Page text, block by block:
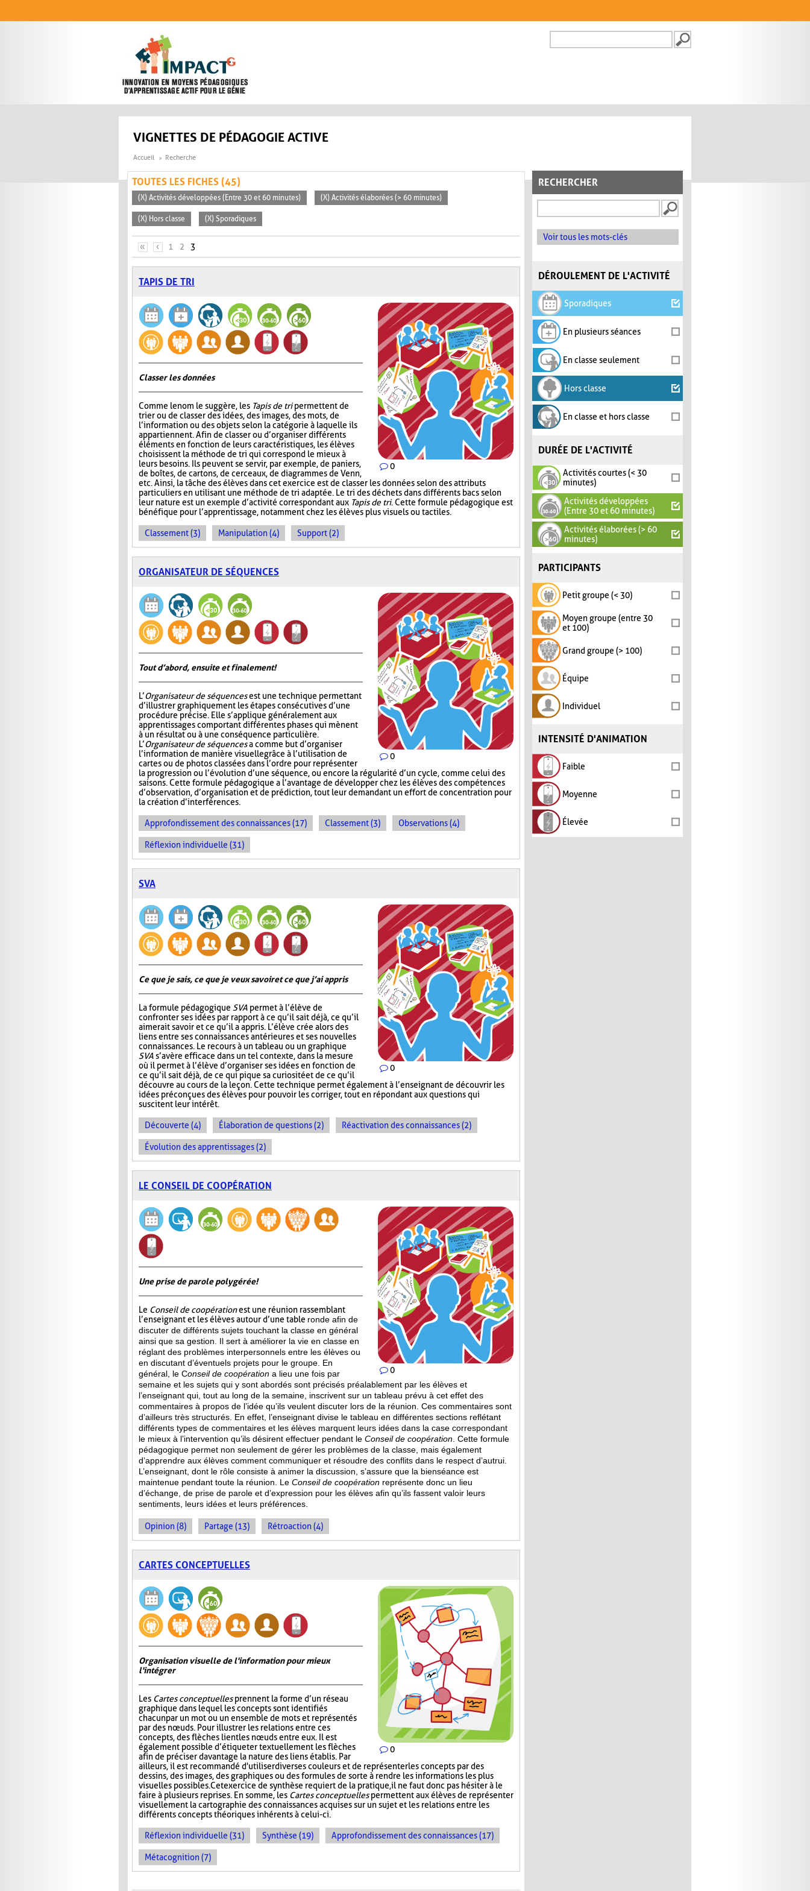
FORMULAIRE DE
VIGNETTES DE PÉDAGOGIE ACTIVE
Accueil Recherche
RECHERCHER
Voir tous les mots-clés
DÉROULEMENT DE L'ACTIVITÉ
Sporadiques
En plusieurs séances
En classe seulement
Hors classe
En classe et hors classe
DURÉE DE L'ACTIVITÉ
Activités courtes (< 30
minutes)
Activités développées
(Entre 30 et 60 minutes)
Activités élaborées (> 60
minutes)
PARTICIPANTS
Petit groupe (< 30)
Moyen groupe (entre 30
et 100)
Grand groupe (> 100)
Équipe
Individuel
INTENSITÉ D'ANIMATION
Faible
Moyenne
Élevée
TOUTES LES FICHES (45)
(X) Activités développées (Entre 30 et 60 minutes) (X) Activités élaborées (> 60 minutes)
(X) Hors classe (X) Sporadiques
PAGES
« ‹ 1 2 3
TAPIS DE TRI
0
Classer les données
Comme le nom le suggère, les Tapis de tripermettent de
trier ou de classer des idées, des images, des mots, de
l’information ou des objets selon la catégorie à laquelle ils
appartiennent. Afin de classer ou d’organiser différents
éléments en fonction de leurs caractéristiques, les élèves
choisissent la méthode de tri qui correspond le mieux à
leurs besoins. Ils peuvent se servir, par exemple, de paniers,
de boîtes, de cartons, de cerceaux, de diagrammes de Venn,
etc. Ainsi, la tâche des élèves dans cet exercice est de classer les données selon des attributs
particuliers en utilisant une méthode de tri adaptée. Le tri des déchets dans différents bacs selon
leur nature est un exemple d’activité correspondant aux Tapis de tri. Cette formule pédagogique est
bénéfique pour l’apprentissage, notamment chez les élèves plus visuels ou tactiles.
Classement (3) Manipulation (4) Support (2)
ORGANISATEUR DE SÉQUENCES
0
Tout d’abord, ensuite et finalement!
L’Organisateur de séquencesest une technique permettant
d’illustrer graphiquement les étapes consécutives d’une
procédure précise. Elle s’applique généralement aux
apprentissages comportant différentes phases qui mènent
à un résultat ou à une conséquence particulière.
L’Organisateur de séquencesa comme but d’organiser
l’information de manière visuellegrâce à l’utilisation de
cartes ou de photos classées dans l’ordre pour représenter
la progression ou l’évolution d’une séquence, ou encore la régularité d’un cycle, comme celui des
saisons. Cette formule pédagogique a l’avantage de développer chez les élèves des compétences
d’observation, d’organisation et de prédiction, tout leur demandant un effort de concentration pour
la création d’interférences.
Approfondissement des connaissances (17) Classement (3) Observations (4)
Réflexion individuelle (31)
SVA
0
Ce que je sais, ce que je veux savoir et ce que j’ai appris
La formule pédagogique SVA permet à l’élève de
confronter ses idées par rapport à ce qu’il sait déjà, ce qu’il
aimerait savoir et ce qu’il a appris. L’élève crée alors des
liens entre ses connaissances antérieures et ses nouvelles
connaissances. Le recours à un tableau ou un graphique
SVAs’avère efficace dans un tel contexte, dans la mesure
où il permet à l’élève d’organiser ses idées en fonction de
ce qu’il sait déjà, de ce qui pique sa curiosité et de ce qu’il
découvre au cours de la leçon. Cette technique permet également à l’enseignant de découvrir les
idées préconçues des élèves pour pouvoir les corriger, tout en répondant aux questions qui
suscitent leur intérêt.
Découverte (4) Élaboration de questions (2) Réactivation des connaissances (2)
Évolution des apprentissages (2)
LE CONSEIL DE COOPÉRATION
0
Une prise de parole polygérée!
Le Conseil de coopérationest une réunion rassemblant
l’enseignant et les élèves autour d’une table ronde afin de
discuter de différents sujets touchant la classe en général
ainsi que sa gestion. Il sert à améliorer la vie en classe en
réglant des problèmes interpersonnels entre les élèves ou
en discutant d’éventuels projets pour le groupe. En
général, le Conseil de coopération a lieu une fois par
semaine et les sujets qui y sont abordés sont précisés préalablement par les élèves et
l’enseignant qui, tout au long de la semaine, inscrivent sur un tableau prévu à cet effet des
commentaires à propos de l’idée qu’ils veulent discuter lors de la réunion. Ces commentaires sont
d’ailleurs très structurés. En effet, l’enseignant divise le tableau en différentes sections reflétant
différents types de commentaires et les élèves marquent leurs idées dans la case correspondant
le mieux à l’intervention qu’ils désirent effectuer pendant le Conseil de coopération. Cette formule
pédagogique permet non seulement de gérer les problèmes de la classe, mais également
d’apprendre aux élèves comment communiquer et résoudre des conflits dans le respect d’autrui.
L’enseignant, dont le rôle consiste à animer la discussion, s’assure que la bienséance est
maintenue pendant toute la réunion. Le Conseil de coopération représente donc un lieu
d’échange, de prise de parole et d’expression pour les élèves afin qu’ils fassent valoir leurs
sentiments, leurs idées et leurs préférences.
Opinion (8) Partage (13) Rétroaction (4)
CARTES CONCEPTUELLES
0
Organisation visuelle de l'information pour mieux
l'intégrer
Les Cartes conceptuellesprennent la forme d’un réseau
graphique dans lequel les concepts sont identifiés
chacun par un mot ou un ensemble de mots et représentés
par des nœuds. Pour illustrer les relations entre ces
concepts, des flèches lient les nœuds entre eux. Il est
également possible d’étiqueter textuellement les flèches
afin de préciser davantage la nature des liens établis. Par
ailleurs, il est recommandé d'utiliser diverses couleurs et de représenter les concepts par des
dessins, des images, des graphiques ou des formules de sorte à rendre les informations les plus
visuelles possibles. Cet exercice de synthèse requiert de la pratique, il ne faut donc pas hésiter à le
faire à plusieurs reprises. En somme, les Cartes conceptuellespermettent aux élèves de représenter
visuellement la cartographie des connaissances acquises sur un sujet et les relations entre les
différents concepts théoriques inhérents à celui-ci.
Réflexion individuelle (31) Synthèse (19) Approfondissement des connaissances (17)
Métacognition (7)